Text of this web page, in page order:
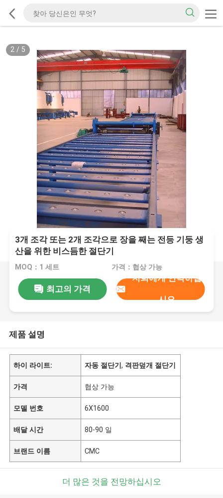
2/ 5
3개 조각 또는 2개 조각으로 장을 째는 전등 기둥 생
산을 위한 비스듬한 절단기
MOQ：1 세트 가격：협상 가능
최고의 가격
저희에게 연락하십
시오
제품 설명
하이 라이트: 자동 절단기, 격판덮개 절단기
가격 협상 가능
모델 번호 6X1600
배달 시간 80-90 일
브랜드 이름 CMC
더 많은 것을 전망하십시오